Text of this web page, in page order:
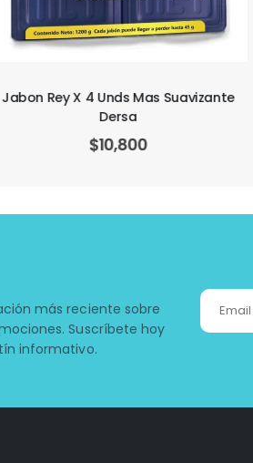
Jabon Fab Ultra Flash X 225 Gr
$
más reciente sobre
Suscríbete hoy
informativo.